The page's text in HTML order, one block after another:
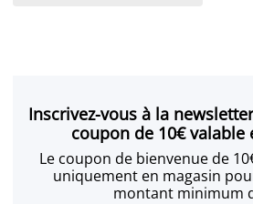
Inscrivez-vous à la
coupon de 10€ valable
Le coupon de bienvenue de
uniquement en magasin
montant minimum